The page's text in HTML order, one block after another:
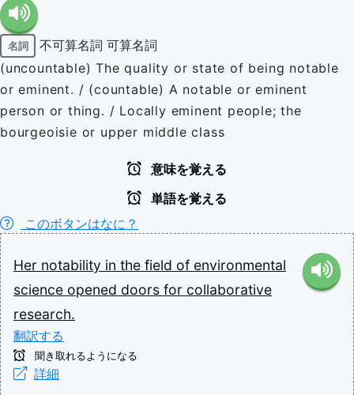
名詞 不可算名詞 可算名詞
(uncountable) The quality or state of being notable
or eminent. / (countable) A notable or eminent
person or thing. / Locally eminent people; the
bourgeoisie or upper middle class
意味を覚える
単語を覚える
このボタンはなに？
Her notability in the field of environmental
science opened doors for collaborative
research.
翻訳する
聞き取れるようになる
詳細